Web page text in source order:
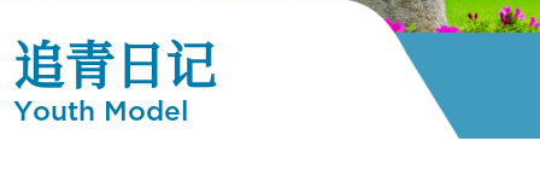
追青日记
Youth Model